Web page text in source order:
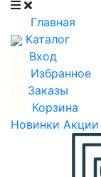
Главная
Каталог
Вход
Избранное
Заказы
Корзина
Новинки Акции